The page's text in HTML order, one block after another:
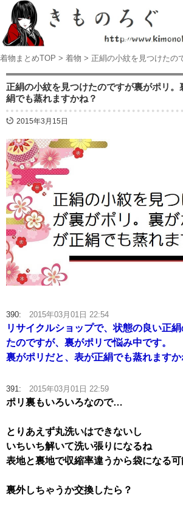
着物まとめTOP > 着物 > 正絹の小紋を見つけたの
正絹の小紋を見つけたのですが裏がポリ。
絹でも蒸れますかね？
2015年3月15日
390: 2015年03月01日 22:54
リサイクルショップで、状態の良い正
たのですが、裏がポリで悩み中です。
裏がポリだと、表が正絹でも蒸れますか
391: 2015年03月01日 22:59
ポリ裏もいろいろなので…
とりあえず丸洗いはできないし
いちいち解いて洗い張りになるね
表地と裏地で収縮率違うから袋になる
裏外しちゃうか交換したら？